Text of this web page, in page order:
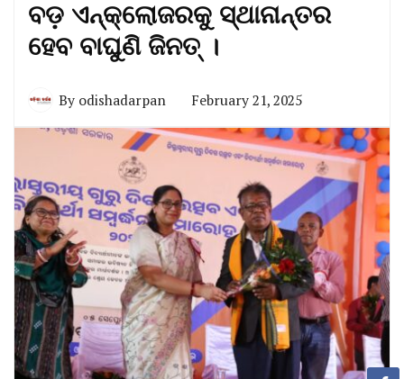
ବଡ଼ ଏନ୍‌କ୍ଲୋଜରକୁ ସ୍ଥାନାନ୍ତର
ହେବ ବାଘୁଣି ଜିନତ୍ ।
By odishadarpan February 21, 2025